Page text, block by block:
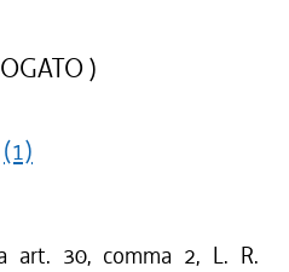
)
(1)
art. 30, comma 2, L. R.